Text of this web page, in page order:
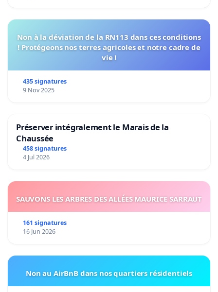
Non à la déviation de la RN113 dans ces conditions
! Protégeons nos terres agricoles et notre cadre de
vie !
435 signatures
9 Nov 2025
Préserver intégralement le Marais de la
Chaussée
458 signatures
4 Jul 2026
SAUVONS LES ARBRES DES ALLÉES MAURICE SARRAUT
161 signatures
16 Jun 2026
Non au AirBnB dans nos quartiers résidentiels